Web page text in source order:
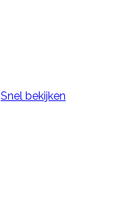
Snel bekijken